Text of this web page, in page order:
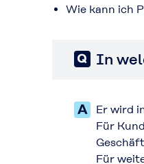
Wie kann ich
In
Er wird
Für
Für